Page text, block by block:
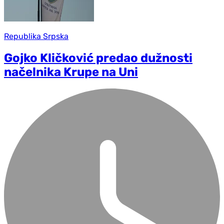
Republika Srpska
Gojko Kličković predao dužnosti
načelnika Krupe na Uni